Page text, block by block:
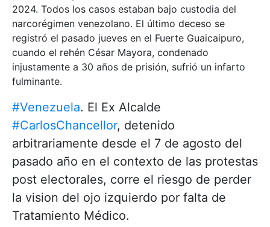
2024. Todos los casos estaban bajo custodia del
narcorégimen venezolano. El último deceso se
registró el pasado jueves en el Fuerte Guaicaipuro,
cuando el rehén César Mayora, condenado
injustamente a 30 años de prisión, sufrió un infarto
fulminante.
#Venezuela. El Ex Alcalde
#CarlosChancellor, detenido
arbitrariamente desde el 7 de agosto del
pasado año en el contexto de las protestas
post electorales, corre el riesgo de perder
la vision del ojo izquierdo por falta de
Tratamiento Médico.